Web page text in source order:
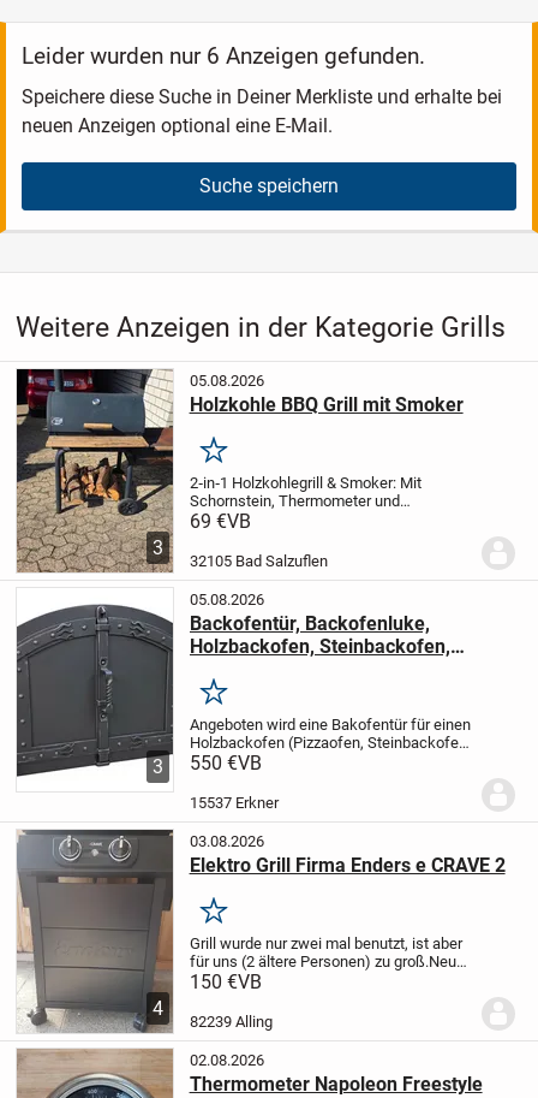
Leider wurden nur 6 Anzeigen gefunden.
Speichere diese Suche in Deiner Merkliste und erhalte bei
neuen Anzeigen optional eine E-Mail.
Suche speichern
Weitere Anzeigen in der Kategorie Grills
3
05.08.2026
Holzkohle BBQ Grill mit Smoker
Merken
2‑in‑1 Holzkohlegrill & Smoker: Mit
Schornstein, Thermometer und
verstellbaren Lüftungsschlitzen für
Grillen und Räuchern. 50 × 34 cm Grillrost
69 €VB
32105 Bad Salzuflen
3
05.08.2026
Backofentür, Backofenluke,
Holzbackofen, Steinbackofen,
Merken
Angeboten wird eine Bakofentür für einen
Holzbackofen (Pizzaofen, Steinbackofen)
nach Wunschmaß.
von ihrem Backofen an.
550 €VB
15537 Erkner
4
03.08.2026
Elektro Grill Firma Enders e CRAVE 2
Merken
Grill wurde nur zwei mal benutzt, ist aber
für uns (2 ältere Personen) zu groß.Neu
Preis € 248, 75
150 €VB
82239 Alling
02.08.2026
Thermometer Napoleon Freestyle